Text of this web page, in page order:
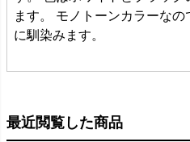
ます。 モノトーンカラーな
に馴染みます。
最近閲覧した商品